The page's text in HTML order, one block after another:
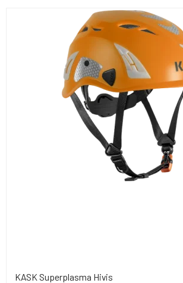
KASK Superplasma Hivis